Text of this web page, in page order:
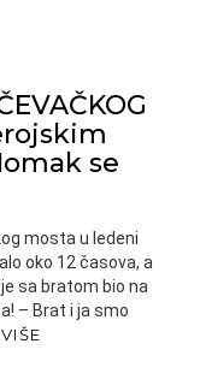
se
mosta u ledeni
oko 12 časova, a
sa bratom bio na
– Brat i ja smo
VIŠE